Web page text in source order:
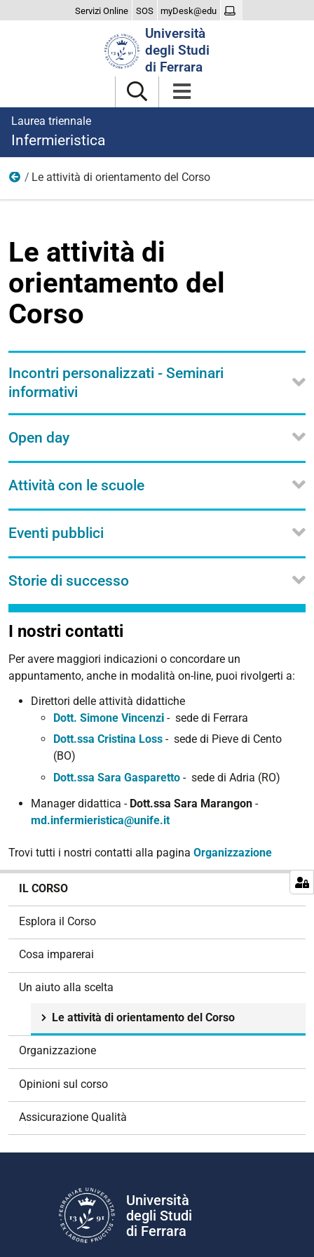
Servizi Online SOS myDesk@edu
Università
degli Studi
di Ferrara
Laurea triennale
Infermieristica
Un aiuto alla scelta
Le attività di orientamento del Corso
Le attività di
orientamento del
Corso
Incontri personalizzati - Seminari
informativi
Open day
Attività con le scuole
Eventi pubblici
Storie di successo
I nostri contatti
Per avere maggiori indicazioni o concordare un
appuntamento, anche in modalità on-line, puoi rivolgerti a:
Direttori delle attività didattiche
Dott. Simone Vincenzi - sede di Ferrara
Dott.ssa Cristina Loss - sede di Pieve di Cento
(BO)
Dott.ssa Sara Gasparetto - sede di Adria (RO)
Manager didattica - Dott.ssa Sara Marangon -
md.infermieristica@unife.it
Trovi tutti i nostri contatti alla pagina Organizzazione
n
IL CORSO
Esplora il Corso
Cosa imparerai
Un aiuto alla scelta
Le attività di orientamento del Corso
Organizzazione
Opinioni sul corso
Assicurazione Qualità
Università
degli Studi
di Ferrara